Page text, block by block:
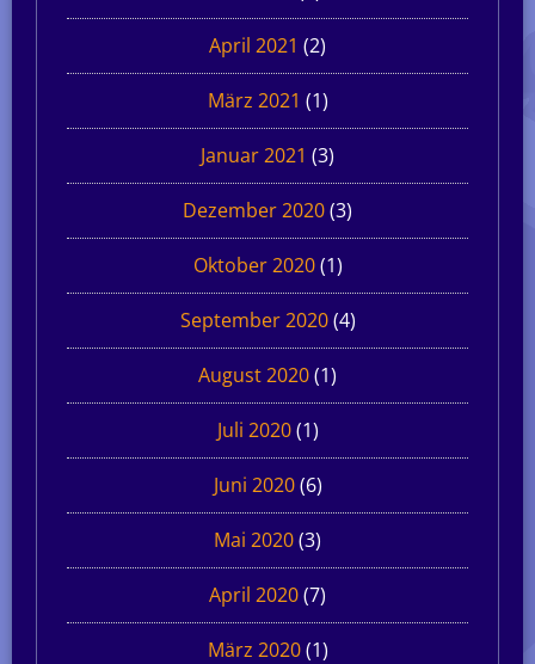
April 2021 (2)
März 2021 (1)
Januar 2021 (3)
Dezember 2020(3)
Oktober 2020(1)
September 2020(4)
August 2020(1)
Juli 2020(1)
Juni 2020(6)
Mai 2020(3)
April 2020(7)
März 2020(1)